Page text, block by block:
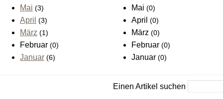
Mai (3)
April (3)
März (1)
Februar (0)
Januar (6)
Mai(0)
April(0)
März(0)
Februar(0)
Januar(0)
Einen Artikel suchen